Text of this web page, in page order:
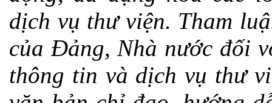
dịch vụ thư viện. Tham
của Đảng, Nhà nước đối
thông tin và dịch vụ thư